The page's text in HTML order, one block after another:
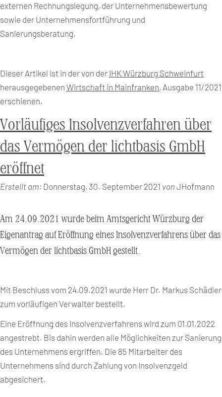
externen Rechnungslegung, der Unternehmensbewertung
sowie der Unternehmensfortführung und
Sanierungsberatung.
Dieser Artikel ist in der von der IHK Würzburg Schweinfurt
herausgegebenen Wirtschaft in Mainfranken, Ausgabe 11/2021
erschienen.
Vorläufiges Insolvenzverfahren über
das Vermögen der lichtbasis GmbH
eröffnet
Erstellt am: Donnerstag, 30. September 2021 von JHofmann
Am 24.09.2021 wurde beim Amtsgericht Würzburg der
Eigenantrag auf Eröffnung eines Insolvenzverfahrens über das
Vermögen der lichtbasis GmbH gestellt.
Mit Beschluss vom 24.09.2021 wurde Herr Dr. Markus Schädler
zum vorläufigen Verwalter bestellt.
Eine Eröffnung des Insolvenzverfahrens wird zum 01.01.2022
angestrebt. Bis dahin werden alle Möglichkeiten zur Sanierung
des Unternehmens ergriffen. Die 85 Mitarbeiter des
Unternehmens sind durch Zahlung von Insolvenzgeld
abgesichert.